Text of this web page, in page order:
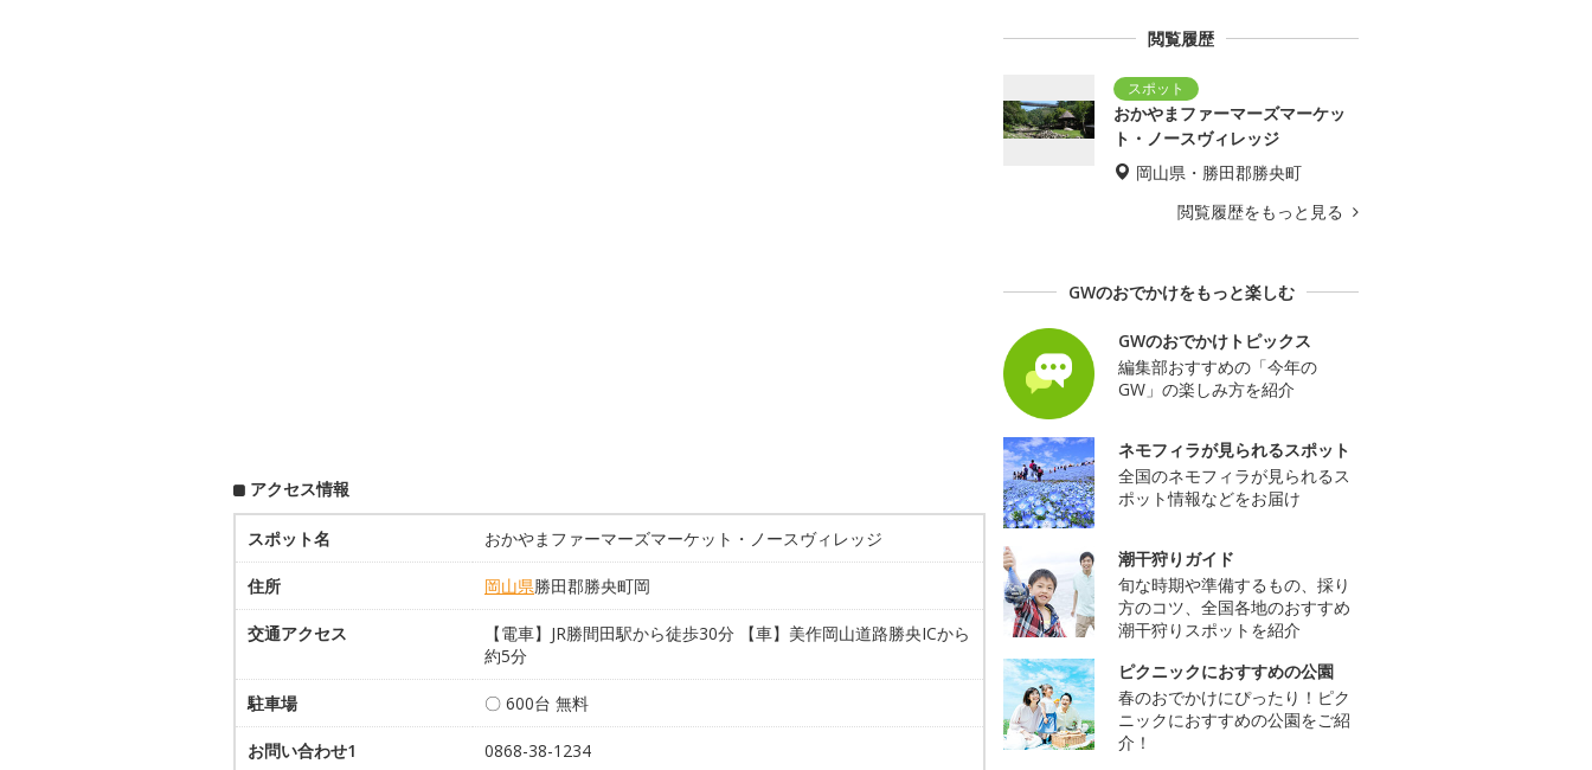
アクセス情報
スポット名 おかやまファーマーズマーケット・ノースヴィレッジ
住所 岡山県勝田郡勝央町岡
交通アクセス
【電車】JR勝間田駅から徒歩30分 【車】美作岡山道路勝央ICから
約5分
駐車場 〇 600台 無料
お問い合わせ1 0868-38-1234
閲覧履歴
おかやまファーマーズマーケッ
ト・ノースヴィレッジ
岡山県・勝田郡勝央町
閲覧履歴をもっと見る
GWのおでかけをもっと楽しむ
GWのおでかけトピックス
編集部おすすめの「今年の
GW」の楽しみ方を紹介
ネモフィラが見られるスポット
全国のネモフィラが見られるス
ポット情報などをお届け
潮干狩りガイド
旬な時期や準備するもの、採り
方のコツ、全国各地のおすすめ
潮干狩りスポットを紹介
ピクニックにおすすめの公園
春のおでかけにぴったり！ピク
ニックにおすすめの公園をご紹
介！